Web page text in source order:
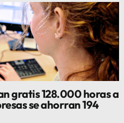
gratis 128.000 horas a
se ahorran 194